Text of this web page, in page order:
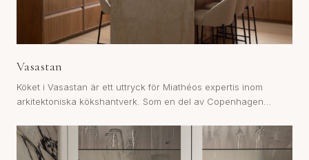
Vasastan
Köket i Vasastan är ett uttryck för Miathéos expertis inom
arkitektoniska kökshantverk. Som en del av Copenhagen
bänkskivor. Copenhagen Col